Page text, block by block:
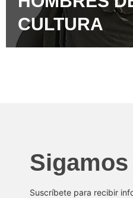
CULTURA
Suscríbete para recibir